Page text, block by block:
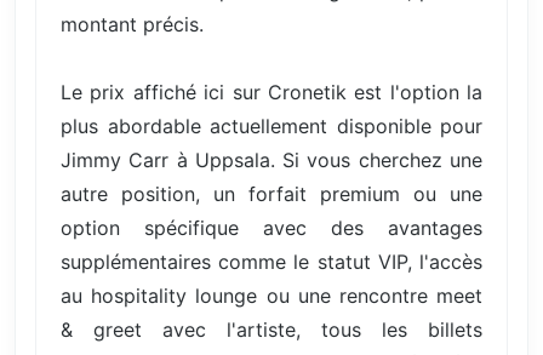
montant précis.
Le prix affiché ici sur Cronetik est l'option la
plus abordable actuellement disponible pour
Jimmy Carr à Uppsala. Si vous cherchez une
autre position, un forfait premium ou une
option spécifique avec des avantages
supplémentaires comme le statut VIP, l'accès
au hospitality lounge ou une rencontre meet
& greet avec l'artiste, tous les billets